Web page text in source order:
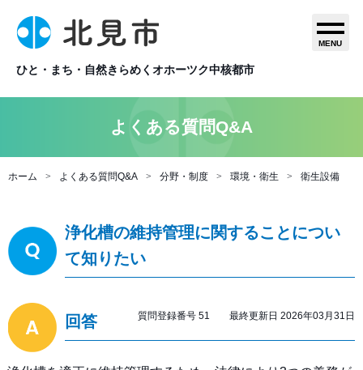
ひと・まち・自然きらめくオホーツク中核都市
MENU
よくある質問Q&A
ホーム よくある質問Q&A 分野・制度 環境・衛生 衛生設備
浄化槽の維持管理に関することについ
て知りたい
回答 質問登録番号 51 最終更新日 2026年03月31日